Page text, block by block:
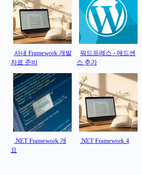
사내 Framework 개발
자료 준비
워드프레스 - 애드센
스 추가
.NET Framework 개
요
.NET Framework 4